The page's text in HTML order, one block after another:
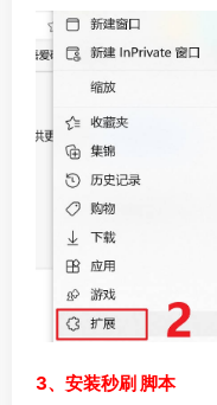
3、安装秒刷 脚本